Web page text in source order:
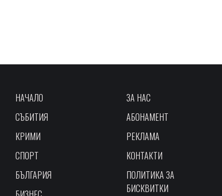
НАЧАЛО
СЪБИТИЯ
КРИМИ
СПОРТ
БЪЛГАРИЯ
ЗА НАС
АБОНАМЕНТ
РЕКЛАМА
КОНТАКТИ
ПОЛИТИКА ЗА
БИСКВИТКИ